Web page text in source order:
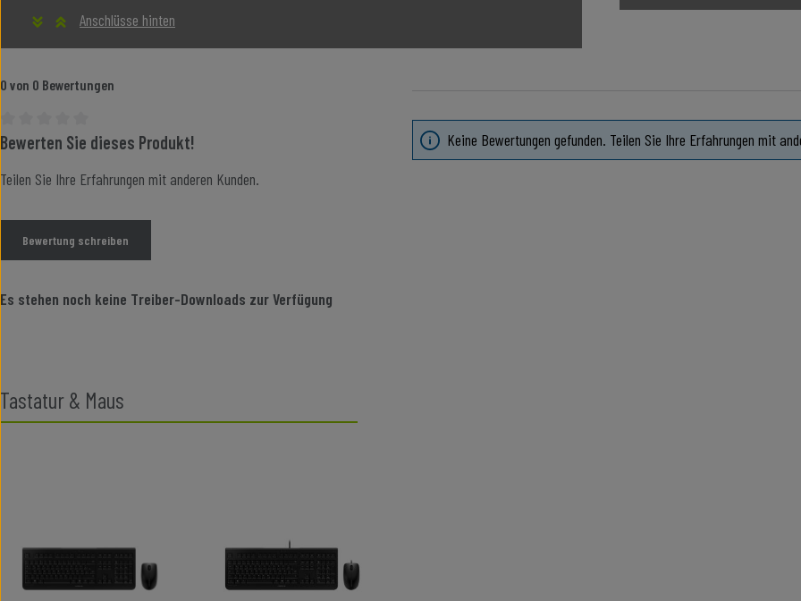
Anschlüsse hinten
0 von 0 Bewertungen
Durchschnittliche Bewertung von 0 von 5 Sternen
Bewerten Sie dieses Produkt!
Teilen Sie Ihre Erfahrungen mit anderen Kunden.
Bewertung schreiben
Keine Bewertungen gefunden. Teilen Sie Ihre Erfahrungen mit
Es stehen noch keine Treiber-Downloads zur Verfügung
Tastatur & Maus